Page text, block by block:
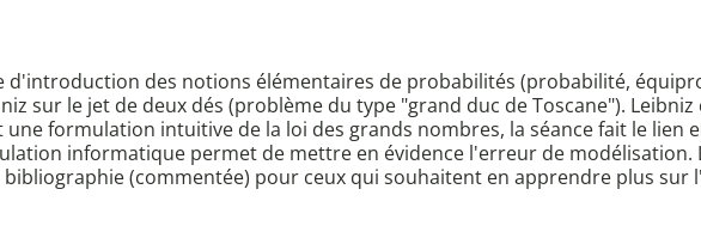
des notions élémentaires de probabilités (probabilité,
sur le jet de deux dés (problème du type "grand duc de Toscane").
formulation intuitive de la loi des grands nombres, la séance fait le
informatique permet de mettre en évidence l'erreur de modélisation.
(commentée) pour ceux qui souhaitent en apprendre plus sur